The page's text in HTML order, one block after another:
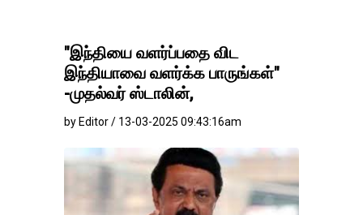
"இந்தியை வளர்ப்பதை விட
இந்தியாவை வளர்க்க பாருங்கள்"
-முதல்வர் ஸ்டாலின்,
by Editor / 13-03-2025 09:43:16am